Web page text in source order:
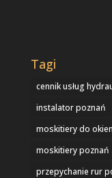
Tagi
cennik usług
instalator poznań
moskitiery do
moskitiery poznań
przepychanie rur